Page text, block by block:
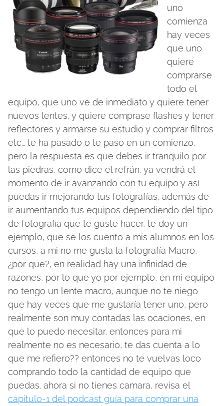
uno
comienza
hay veces
que uno
quiere
comprarse
todo el
equipo, que uno ve de inmediato y quiere tener
nuevos lentes, y quiere comprase flashes y tener
reflectores y armarse su estudio y comprar filtros
etc… te ha pasado o te paso en un comienzo,
pero la respuesta es que debes ir tranquilo por
las piedras, como dice el refrán, ya vendrá el
momento de ir avanzando con tu equipo y así
puedas ir mejorando tus fotografías, además de
ir aumentando tus equipos dependiendo del tipo
de fotografia que te guste hacer, te doy un
ejemplo, que se los cuento a mis alumnos en los
cursos, a mi no me gusta la fotografía Macro,
¿por que?, en realidad hay una infinidad de
razones, por lo que yo por ejemplo, en mi equipo
no tengo un lente macro, aunque no te niego
que hay veces que me gustaría tener uno, pero
realmente son muy contadas las ocaciones, en
que lo puedo necesitar, entonces para mi
realmente no es necesario, te das cuenta a lo
que me refiero?? entonces no te vuelvas loco
comprando todo la cantidad de equipo que
puedas. ahora si no tienes camara, revisa el
capitulo-1 del podcast guía para comprar una